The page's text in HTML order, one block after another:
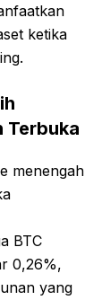
ketika
Terbuka
menengah
BTC
0,26%,
yang